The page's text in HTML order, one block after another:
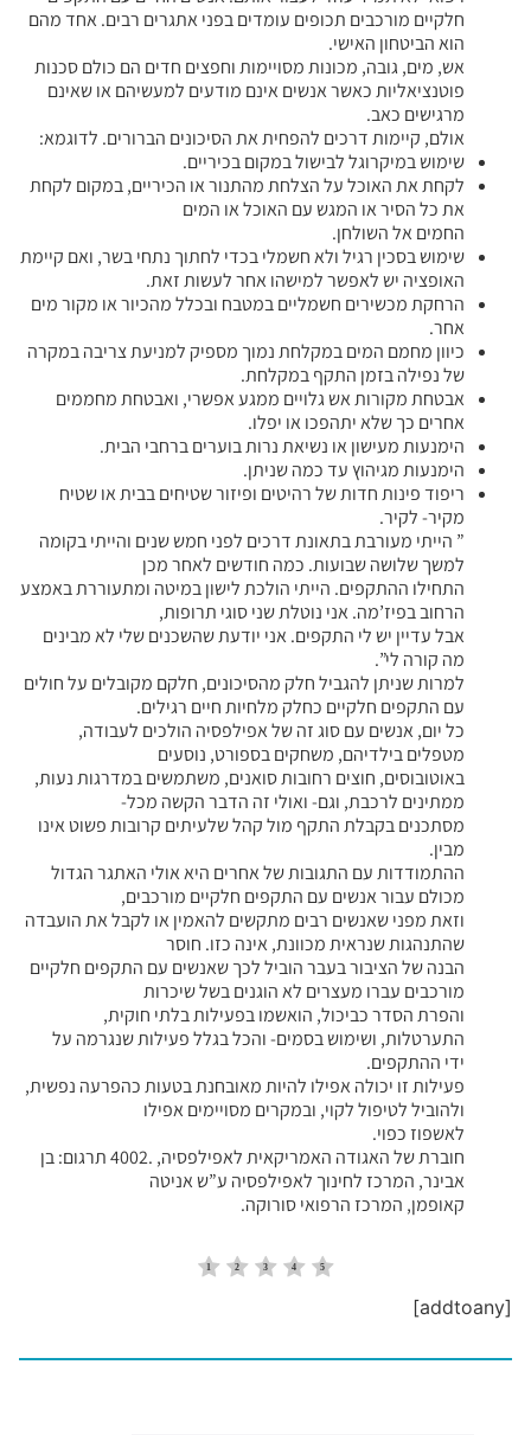
חלקיים מורכבים תכופים עומדים בפני אתגרים רבים. אחד מהם
הוא הביטחון האישי.
אש, מים, גובה, מכונות מסויימות וחפצים חדים הם כולם סכנות
פוטנציאליות כאשר אנשים אינם מודעים למעשיהם או שאינם
מרגישים כאב.
אולם, קיימות דרכים להפחית את הסיכונים הברורים. לדוגמא:
שימוש במיקרוגל לבישול במקום בכיריים.
לקחת את האוכל על הצלחת מהתנור או הכיריים, במקום לקחת
את כל הסיר או המגש עם האוכל או המים
החמים אל השולחן.
שימוש בסכין רגיל ולא חשמלי בכדי לחתוך נתחי בשר, ואם קיימת
האופציה יש לאפשר למישהו אחר לעשות זאת.
הרחקת מכשירים חשמליים במטבח ובכלל מהכיור או מקור מים
אחר.
כיוון מחמם המים במקלחת נמוך מספיק למניעת צריבה במקרה
של נפילה בזמן התקף במקלחת.
אבטחת מקורות אש גלויים ממגע אפשרי, ואבטחת מחממים
אחרים כך שלא יתהפכו או יפלו.
הימנעות מעישון או נשיאת נרות בוערים ברחבי הבית.
הימנעות מגיהוץ עד כמה שניתן.
ריפוד פינות חדות של רהיטים ופיזור שטיחים בבית או שטיח
מקיר- לקיר.
” הייתי מעורבת בתאונת דרכים לפני חמש שנים והייתי בקומה
למשך שלושה שבועות. כמה חודשים לאחר מכן
התחילו ההתקפים. הייתי הולכת לישון במיטה ומתעוררת באמצע
הרחוב בפיז’מה. אני נוטלת שני סוגי תרופות,
אבל עדיין יש לי התקפים. אני יודעת שהשכנים שלי לא מבינים
מה קורה לי”.
למרות שניתן להגביל חלק מהסיכונים, חלקם מקובלים על חולים
עם התקפים חלקיים כחלק מלחיות חיים רגילים.
כל יום, אנשים עם סוג זה של אפילפסיה הולכים לעבודה,
מטפלים בילדיהם, משחקים בספורט, נוסעים
באוטובוסים, חוצים רחובות סואנים, משתמשים במדרגות נעות,
ממתינים לרכבת, וגם- ואולי זה הדבר הקשה מכל-
מסתכנים בקבלת התקף מול קהל שלעיתים קרובות פשוט אינו
מבין.
ההתמודדות עם התגובות של אחרים היא אולי האתגר הגדול
מכולם עבור אנשים עם התקפים חלקיים מורכבים,
וזאת מפני שאנשים רבים מתקשים להאמין או לקבל את הועבדה
שהתנהגות שנראית מכוונת, אינה כזו. חוסר
הבנה של הציבור בעבר הוביל לכך שאנשים עם התקפים חלקיים
מורכבים עברו מעצרים לא הוגנים בשל שיכרות
והפרת הסדר כביכול, הואשמו בפעילות בלתי חוקית,
התערטלות, ושימוש בסמים- והכל בגלל פעילות שנגרמה על
ידי ההתקפים.
פעילות זו יכולה אפילו להיות מאובחנת בטעות כהפרעה נפשית,
ולהוביל לטיפול לקוי, ובמקרים מסויימים אפילו
לאשפוז כפוי.
חוברת של האגודה האמריקאית לאפילפסיה, .4002 תרגום: בן
אבינר, המרכז לחינוך לאפילפסיה ע”ש אניטה
קאופמן, המרכז הרפואי סורוקה.
[addtoany]